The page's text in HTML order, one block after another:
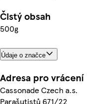
Čistý obsah
500g
Údaje o značce
Adresa pro vrácení
Cassonade Czech a.s.
Parašutistů 671/22